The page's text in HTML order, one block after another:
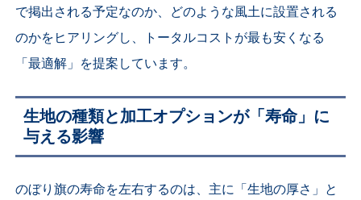
で掲出される予定なのか、どのような風土に設置される
のかをヒアリングし、トータルコストが最も安くなる
「最適解」を提案しています。
生地の種類と加工オプションが「寿命」に
与える影響
のぼり旗の寿命を左右するのは、主に「生地の厚さ」と